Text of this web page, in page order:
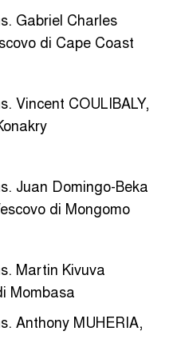
Gabriel Charles
di Cape Coast
Vincent COULIBALY,
Juan Domingo-Beka
di Mongomo
Martin Kivuva
Mombasa
Anthony MUHERIA,